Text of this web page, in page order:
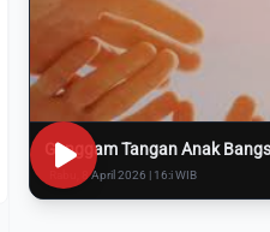
Genggam Tangan Anak
Rabu, 8 April 2026 | 16:i WIB